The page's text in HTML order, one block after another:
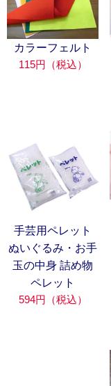
カラーフェルト
115円（税込）
手芸用ペレット
ぬいぐるみ・お手
玉の中身 詰め物
ペレット
594円（税込）